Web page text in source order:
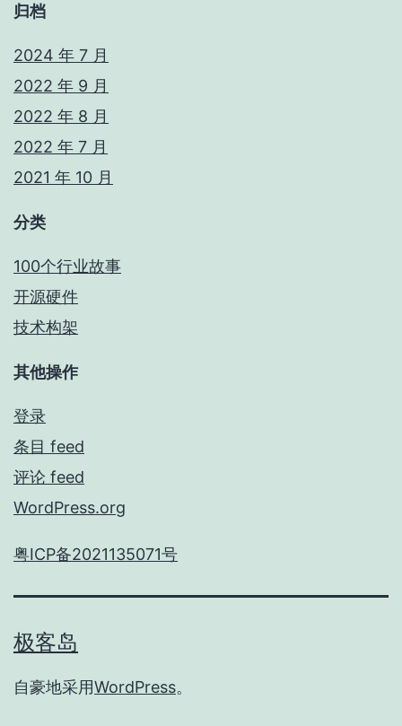
归档
2024 年 7 月
2022 年 9 月
2022 年 8 月
2022 年 7 月
2021 年 10 月
分类
100个行业故事
开源硬件
技术构架
其他操作
登录
条目 feed
评论 feed
WordPress.org
粤ICP备2021135071号
极客岛
自豪地采用WordPress。